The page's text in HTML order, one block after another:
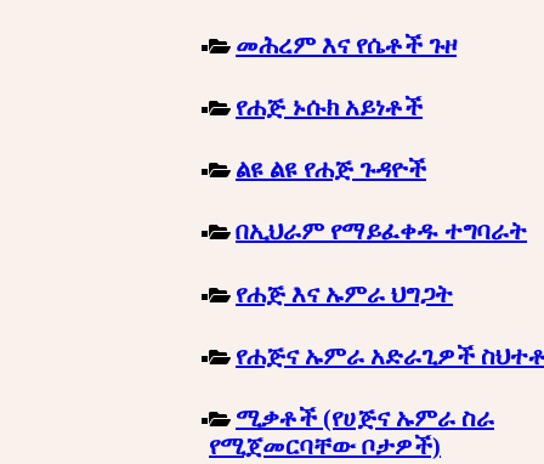
መሕረም እና የሴቶች ጉዞ
የሐጅ ኑሱክ አይነቶች
ልዩ ልዩ የሐጅ ጉዳዮች
በኢህራም የማይፈቀዱ ተግባራት
የሐጅ እና ኡምራ ህግጋት
የሐጅና ኡምራ አድራጊዎች
ሚቃቶች (የሀጅና ኡምራ ስራ
የሚጀመርባቸው ቦታዎች)